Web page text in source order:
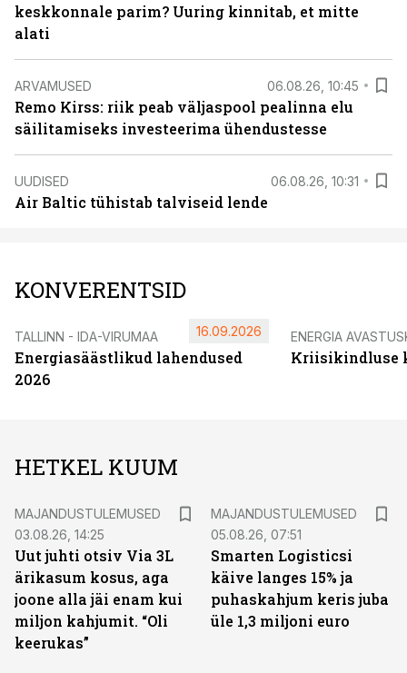
keskkonnale parim? Uuring kinnitab, et mitte
alati
ARVAMUSED 06.08.26, 10:45
Remo Kirss: riik peab väljaspool pealinna elu
säilitamiseks investeerima ühendustesse
UUDISED 06.08.26, 10:31
Air Baltic tühistab talviseid lende
KONVERENTSID
TALLINN - IDA-VIRUMAA
Energiasäästlikud lahendused
2026
16.09.2026 ENERGIA
Kriisikindluse
HETKEL KUUM
MAJANDUSTULEMUSED
03.08.26, 14:25
Uut juhti otsiv Via 3L
ärikasum kosus, aga
joone alla jäi enam kui
miljon kahjumit. “Oli
keerukas”
MAJANDUSTULEMUSED
05.08.26, 07:51
Smarten Logisticsi
käive langes 15% ja
puhaskahjum keris juba
üle 1,3 miljoni euro